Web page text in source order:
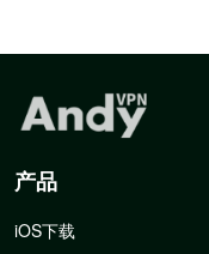
产品
iOS下载